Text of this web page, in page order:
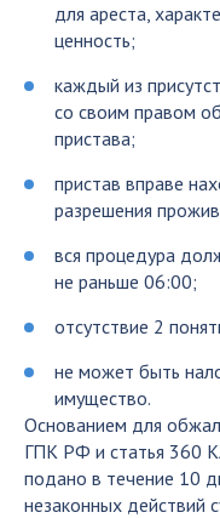
для ареста,
ценность;
каждый из
со своим правом
пристава;
пристав вправе
разрешения
вся процедура
не раньше 06:00;
отсутствие 2
не может быть
имущество.
Основанием для
ГПК РФ и статья 360
подано в течение 10
незаконных действий